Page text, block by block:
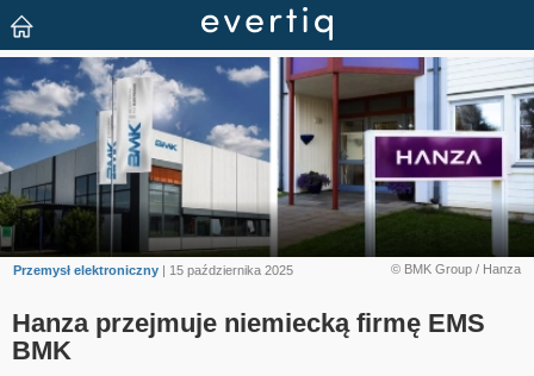
© BMK Group / Hanza
Przemysł elektroniczny | 15 października 2025
Hanza przejmuje niemiecką firmę EMS
BMK